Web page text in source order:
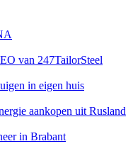
van 247TailorSteel
in eigen huis
aankopen uit Rusland
in Brabant